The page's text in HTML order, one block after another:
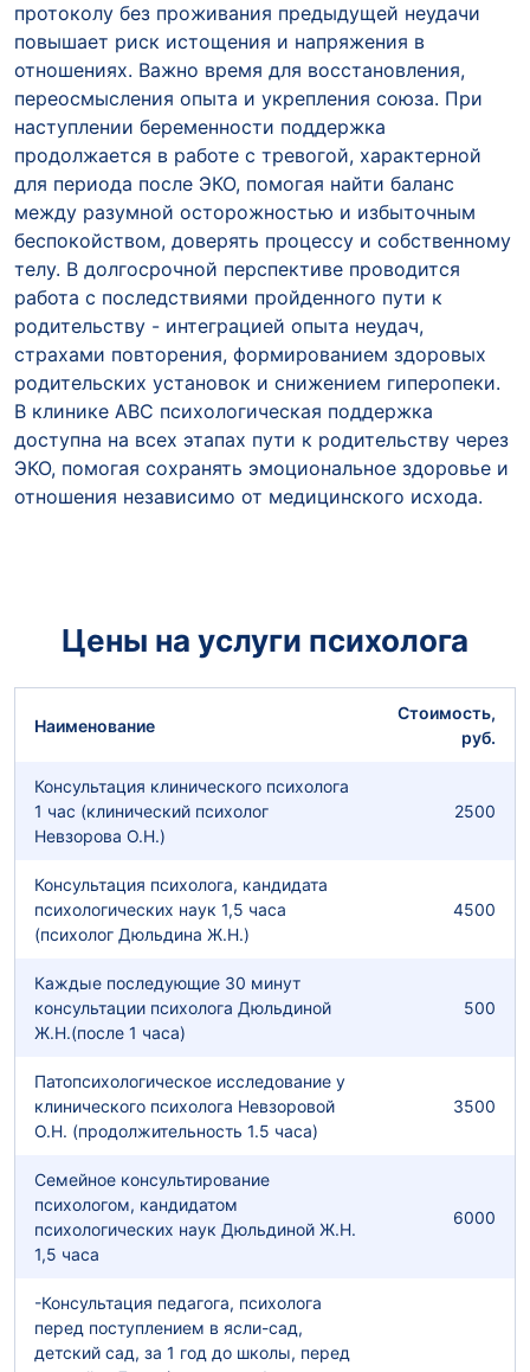
протоколу без проживания предыдущей неудачи
повышает риск истощения и напряжения в
отношениях. Важно время для восстановления,
переосмысления опыта и укрепления союза. При
наступлении беременности поддержка
продолжается в работе с тревогой, характерной
для периода после ЭКО, помогая найти баланс
между разумной осторожностью и избыточным
беспокойством, доверять процессу и собственному
телу. В долгосрочной перспективе проводится
работа с последствиями пройденного пути к
родительству - интеграцией опыта неудач,
страхами повторения, формированием здоровых
родительских установок и снижением гиперопеки.
В клинике ABC психологическая поддержка
доступна на всех этапах пути к родительству через
ЭКО, помогая сохранять эмоциональное здоровье и
отношения независимо от медицинского исхода.
Цены на услуги психолога
Наименование
Стоимость,
руб.
Консультация клинического психолога
1 час (клинический психолог
Невзорова О.Н.)
2500
Консультация психолога, кандидата
психологических наук 1,5 часа
(психолог Дюльдина Ж.Н.)
4500
Каждые последующие 30 минут
консультации психолога Дюльдиной
Ж.Н.(после 1 часа)
500
Патопсихологическое исследование у
клинического психолога Невзоровой
О.Н. (продолжительность 1.5 часа)
3500
Семейное консультирование
психологом, кандидатом
психологических наук Дюльдиной Ж.Н.
1,5 часа
6000
-Консультация педагога, психолога
перед поступлением в ясли-сад,
детский сад, за 1 год до школы, перед